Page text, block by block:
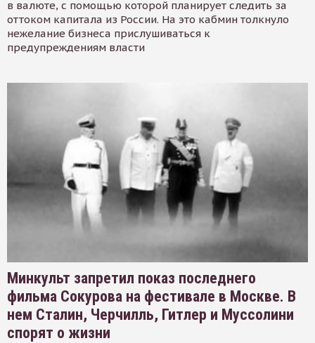
в валюте, с помощью которой планирует следить за
оттоком капитала из России. На это кабмин толкнуло
нежелание бизнеса прислушиваться к
предупреждениям власти
Минкульт запретил показ последнего
фильма Сокурова на фестивале в Москве. В
нем Сталин, Черчилль, Гитлер и Муссолини
спорят о жизни